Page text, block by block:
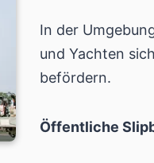
In der
und Yachten
befördern.
Öffentliche